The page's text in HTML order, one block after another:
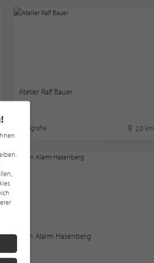
Atelier Ralf Bauer
Fotografie 2,0 km
Köln Alarm Hasenberg